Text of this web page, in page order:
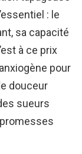
: le
sa capacité
à ce prix
pour
douceur
sueurs